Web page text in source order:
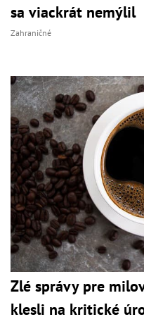
sa viackrát nemýlil
Zahraničné
Zlé správy pre
klesli na kritické